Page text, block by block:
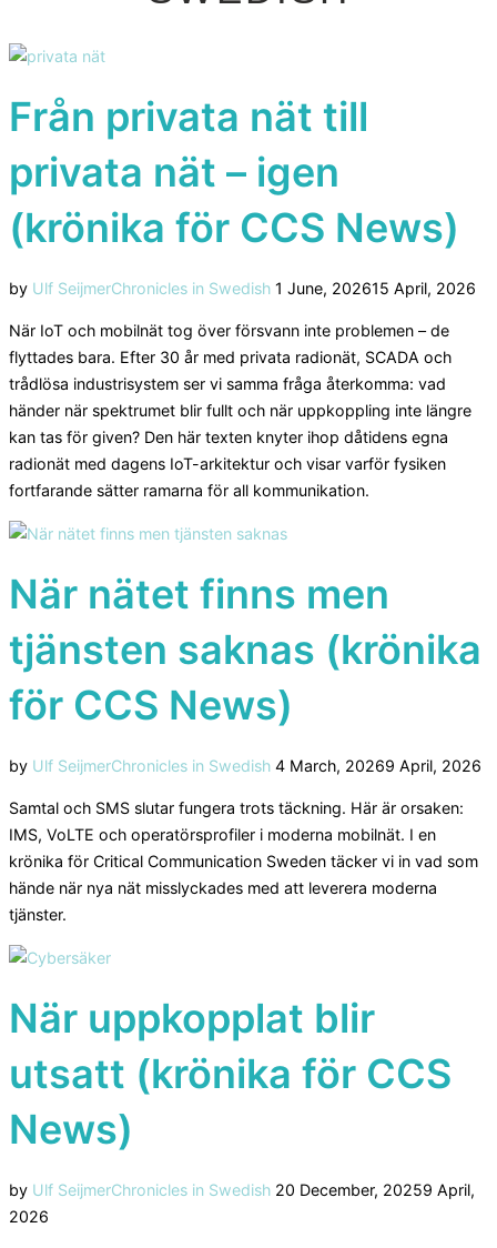
Från privata nät till
privata nät – igen
(krönika för CCS News)
by Ulf SeijmerChronicles in SwedishPosted
1 June, 202615 April, 2026
När IoT och mobilnät tog över försvann inte problemen – de
flyttades bara. Efter 30 år med privata radionät, SCADA och
trådlösa industrisystem ser vi samma fråga återkomma: vad
händer när spektrumet blir fullt och när uppkoppling inte längre
kan tas för given? Den här texten knyter ihop dåtidens egna
radionät med dagens IoT-arkitektur och visar varför fysiken
fortfarande sätter ramarna för all kommunikation.
När nätet finns men
tjänsten saknas (krönika
för CCS News)
by Ulf SeijmerChronicles in SwedishPosted
4 March, 20269 April, 2026
Samtal och SMS slutar fungera trots täckning. Här är orsaken:
IMS, VoLTE och operatörsprofiler i moderna mobilnät. I en
krönika för Critical Communication Sweden täcker vi in vad som
hände när nya nät misslyckades med att leverera moderna
tjänster.
När uppkopplat blir
utsatt (krönika för CCS
News)
by Ulf SeijmerChronicles in SwedishPosted
20 December, 20259 April,
2026